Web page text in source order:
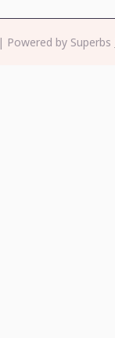
| Powered by Superbs